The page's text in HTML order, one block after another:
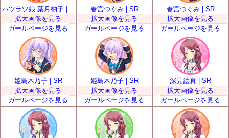
拡大画像を見る
ガールページを見る
春宮つぐみ | SR
拡大画像を見る
ガールページを見る
春宮つぐみ | SR
拡大画像を見る
ガールページを見る
姫島木乃子 | SR
拡大画像を見る
ガールページを見る
姫島木乃子 | SR
拡大画像を見る
ガールページを見る
深見絵真 | SR
拡大画像を見る
ガールページを見る